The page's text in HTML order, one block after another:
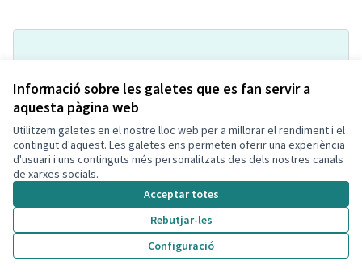
Informació sobre les galetes que es fan servir a
aquesta pàgina web
Utilitzem galetes en el nostre lloc web per a millorar el rendiment i el
contingut d'aquest. Les galetes ens permeten oferir una experiència
d'usuari i uns continguts més personalitzats des dels nostres canals
de xarxes socials.
Acceptar totes
Rebutjar-les
Configuració
Asfaltar i il·luminar el descampat
que hi ha davant del pàrquing de la
Bòbila
Laia Espai Públic 0 0